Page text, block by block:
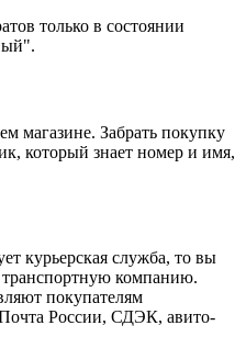
только в состоянии
магазине. Забрать покупку
который знает номер и имя,
курьерская служба, то вы
транспортную компанию.
покупателям
России, СДЭК, авито-